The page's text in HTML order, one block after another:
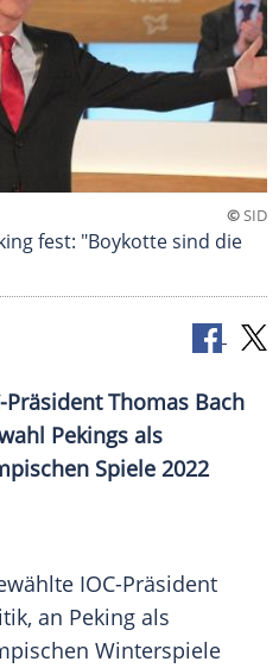
©SID
fest: "Boykotte sind die
PräsidentThomas Bach
Pekings als
Spiele 2022
IOC-Präsident
an Peking als
Winterspiele